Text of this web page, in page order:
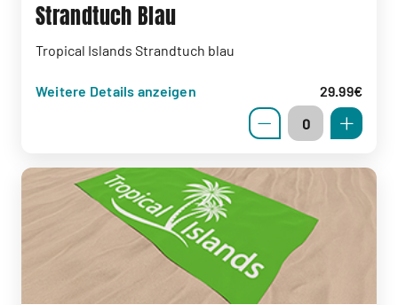
Strandtuch Blau
Tropical Islands Strandtuch blau
Weitere Details anzeigen 29.99€